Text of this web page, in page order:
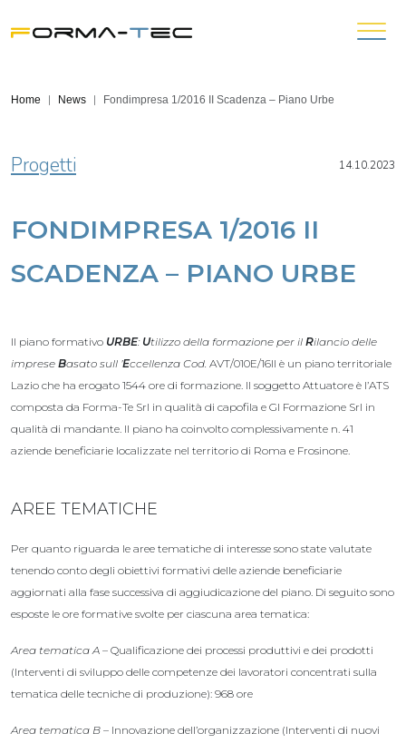
Home News Fondimpresa 1/2016 II Scadenza – Piano Urbe
Progetti 14.10.2023
FONDIMPRESA 1/2016 II
SCADENZA – PIANO URBE
Il piano formativo URBE: Utilizzo della formazione per il Rilancio delle
imprese Basato sull ’Eccellenza Cod. AVT/010E/16II è un piano territoriale
Lazio che ha erogato 1544 ore di formazione. Il soggetto Attuatore è l’ATS
composta da Forma-Te Srl in qualità di capofila e GI Formazione Srl in
qualità di mandante. Il piano ha coinvolto complessivamente n. 41
aziende beneficiarie localizzate nel territorio di Roma e Frosinone.
AREE TEMATICHE
Per quanto riguarda le aree tematiche di interesse sono state valutate
tenendo conto degli obiettivi formativi delle aziende beneficiarie
aggiornati alla fase successiva di aggiudicazione del piano. Di seguito sono
esposte le ore formative svolte per ciascuna area tematica:
Area tematica A – Qualificazione dei processi produttivi e dei prodotti
(Interventi di sviluppo delle competenze dei lavoratori concentrati sulla
tematica delle tecniche di produzione): 968 ore
Area tematica B – Innovazione dell’organizzazione (Interventi di nuovi